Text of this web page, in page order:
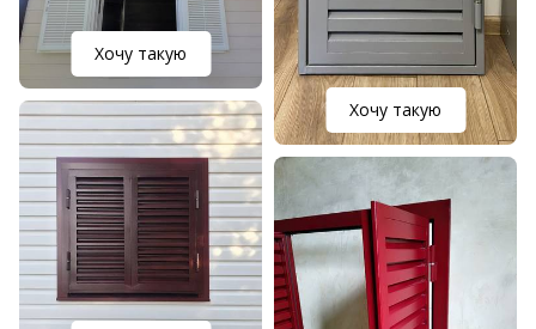
Хочу такую
Хочу такую